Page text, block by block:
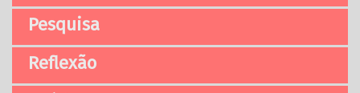
Pesquisa
Reflexão